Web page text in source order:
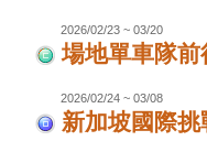
2026/02/23 ~ 03/20
場地單車隊
2026/02/24 ~ 03/08
新加坡國際